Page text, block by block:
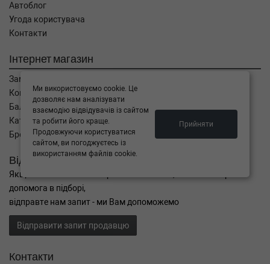
Автоблог
Угода користувача
Контакти
Інтернет магазин
Замовлення
Кошик
Баланс
Каталог товарів
Бренди
Відправити запит
Якщо Ви не знайшли потрібні запчастини, або Вам потрібна
допомога в підборі,
відправте нам запит - ми Вам допоможемо
Відправити запит продавцю
Контакти
Ми використовуємо cookie. Це
дозволяє нам аналізувати
взаємодію відвідувачів із сайтом
та робити його краще.
Продовжуючи користуватися
сайтом, ви погоджуєтесь із
використанням файлів cookie.
Прийняти